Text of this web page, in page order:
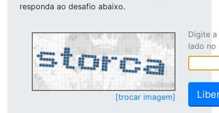
responda ao desafio abaixo.
[trocar imagem]
Digite
lado no